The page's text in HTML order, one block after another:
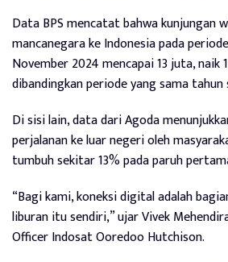
Data BPS mencatat bahwa kunjungan
mancanegara ke Indonesia pada
November 2024 mencapai 13 juta, naik
dibandingkan periode yang sama tahun
Di sisi lain, data dari Agoda
perjalanan ke luar negeri oleh
tumbuh sekitar 13% pada paruh
“Bagi kami, koneksi digital adalah
liburan itu sendiri,” ujar Vivek
Officer Indosat Ooredoo Hutchison.